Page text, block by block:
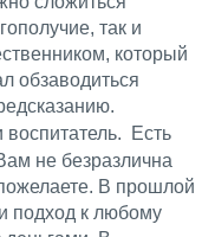
так и
который
обзаводиться
Есть
не безразлична
В прошлой
подход к любому